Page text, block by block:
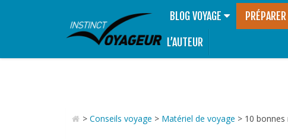
BLOG VOYAGE
L’AUTEUR
> Conseils voyage > Matériel de voyage > 10 bonnes